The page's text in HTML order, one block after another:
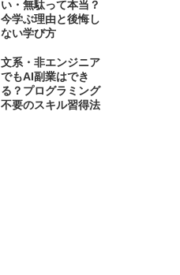
い・無駄って本当？
今学ぶ理由と後悔し
ない学び方
文系・非エンジニア
でもAI副業はでき
る？プログラミング
不要のスキル習得法